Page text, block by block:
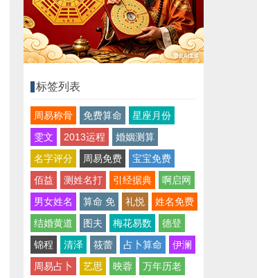
标签列表
周易称骨 免费算命
星座月份
雯文
2013运程
婚姻测算
名字评分
周易免费
宝宝免费
佰益
测姓名打 引经据典
啊启网
男女姓名
算命 免 礼悦
姓名免费
结婚黄道
图夫 梅花易数
德登
锦程
清泽 筱蕾 占卜算命
伊澜
周易占卜
艺思 映蓉 万年历老